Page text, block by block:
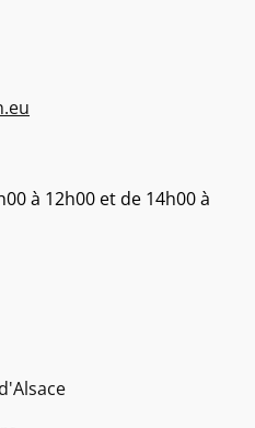
à 12h00 et de 14h00 à